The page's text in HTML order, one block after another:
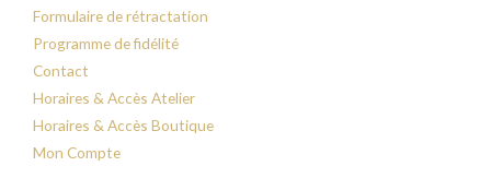
Formulaire de rétractation
Programme de fidélité
Contact
Horaires & Accès Atelier
Horaires & Accès Boutique
Mon Compte